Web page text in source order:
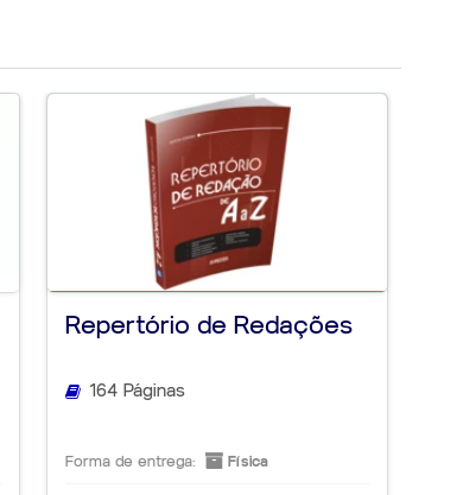
Repertório de Redações
164 Páginas
Forma de entrega: Física